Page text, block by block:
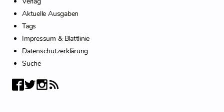
Aktuelle Ausgaben
Tags
Impressum & Blattlinie
Datenschutzerklärung
Suche